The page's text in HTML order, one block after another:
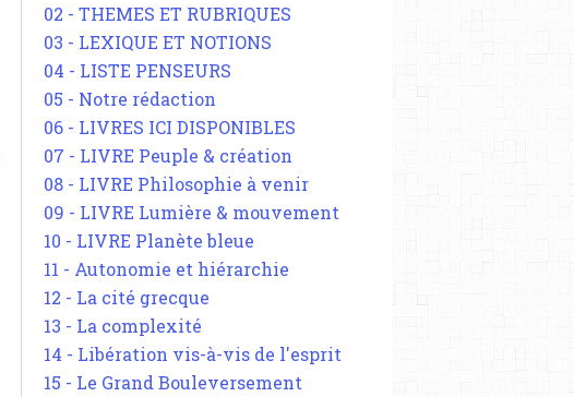
02 - THEMES ET RUBRIQUES
03 - LEXIQUE ET NOTIONS
04 - LISTE PENSEURS
05 - Notre rédaction
06 - LIVRES ICI DISPONIBLES
07 - LIVRE Peuple & création
08 - LIVRE Philosophie à venir
09 - LIVRE Lumière & mouvement
10 - LIVRE Planète bleue
11 - Autonomie et hiérarchie
12 - La cité grecque
13 - La complexité
14 - Libération vis-à-vis de l'esprit
15 - Le Grand Bouleversement